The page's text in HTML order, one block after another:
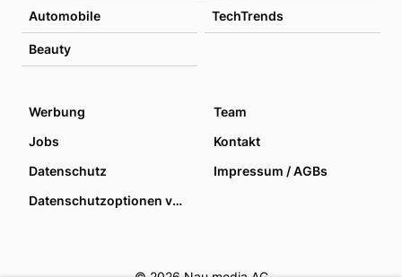
Automobile TechTrends
Beauty
Werbung
Team
Jobs
Kontakt
Datenschutz
Impressum / AGBs
Datenschutzoptionen verwalten